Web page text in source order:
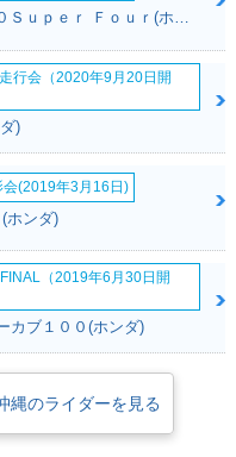
イトを採用するなど、スタイ
た（RC90）。同時に平成28
様車には、トラクションコン
再びバリエーションが整理
載器、トラクションコントロ
ミッションがDCTなのかマニ
年モデルではマイナーチェ
タイルもコンセプトキープの
ミッションとDCTの2仕様をラ
2月から日本でも販売された
（ミラノショー）で、2025
ングルディスク式だったフロ
、フロントマスク含めたフェ
、2019年12月1日から施行され
の「総排気量0.650リットル
なく、クラッチ操作を必要と
Miyukiさん:ＣＢ４００Ｓｕｐｅｒ Ｆｏｕｒ(ホンダ)
行会（2020年9月20日開
)
会(2019年3月16日)
ホンダ)
（2019年6月30日開
カブ１００(ホンダ)
縄のライダーを見る